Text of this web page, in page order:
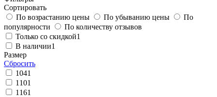
Сортировать
По возрастанию цены
По убыванию цены
По
популярности
По количеству отзывов
Только со скидкой1
В наличии1
Размер
Сбросить
1041
1101
1161